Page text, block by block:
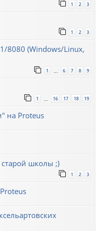
1 2 3
1 2 3
8080 (Windows/Linux,
1 6 7 8 9
1 16 17 18 19
на Proteus
старой школы ;)
1 2 3